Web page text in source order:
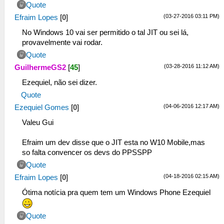
Quote
(03-27-2016 03:11 PM)
Efraim Lopes [0]
No Windows 10 vai ser permitido o tal JIT ou sei lá,
provavelmente vai rodar.
Quote
(03-28-2016 11:12 AM)
GuilhermeGS2 [45]
Ezequiel, não sei dizer.
Quote
(04-06-2016 12:17 AM)
Ezequiel Gomes [0]
Valeu Gui
Efraim um dev disse que o JIT esta no W10 Mobile,mas
so falta convencer os devs do PPSSPP
Quote
(04-18-2016 02:15 AM)
Efraim Lopes [0]
Ótima notícia pra quem tem um Windows Phone Ezequiel
Quote